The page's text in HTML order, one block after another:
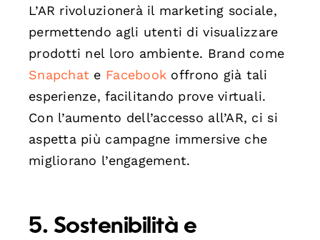
L’AR rivoluzionerà il marketing sociale,
permettendo agli utenti di visualizzare
prodotti nel loro ambiente. Brand come
Snapchat e Facebook offrono già tali
esperienze, facilitando prove virtuali.
Con l’aumento dell’accesso all’AR, ci si
aspetta più campagne immersive che
migliorano l’engagement.
5. Sostenibilità e